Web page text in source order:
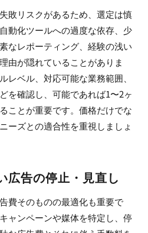
敗リスクがあるため、選定は慎
動化ツールへの過度な依存、少
なレポーティング、経験の浅い
由が隠れていることがありま
レベル、対応可能な業務範囲、
を確認し、可能であれば1〜2ヶ
ことが重要です。価格だけでな
ーズとの適合性を重視しましょ
広告の停止・見直し
費そのものの最適化も重要で
ャンペーンや媒体を特定し、停